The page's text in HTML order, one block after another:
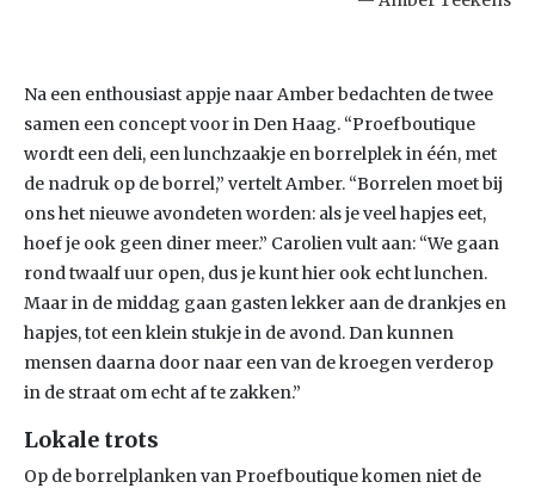
Na een enthousiast appje naar Amber bedachten de twee
samen een concept voor in Den Haag. “Proefboutique
wordt een deli, een lunchzaakje en borrelplek in één, met
de nadruk op de borrel,” vertelt Amber. “Borrelen moet bij
ons het nieuwe avondeten worden: als je veel hapjes eet,
hoef je ook geen diner meer.” Carolien vult aan: “We gaan
rond twaalf uur open, dus je kunt hier ook echt lunchen.
Maar in de middag gaan gasten lekker aan de drankjes en
hapjes, tot een klein stukje in de avond. Dan kunnen
mensen daarna door naar een van de kroegen verderop
in de straat om echt af te zakken.”
Lokale trots
Op de borrelplanken van Proefboutique komen niet de